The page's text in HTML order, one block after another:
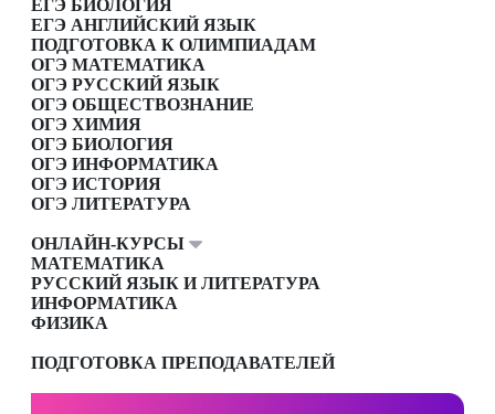
ЕГЭ БИОЛОГИЯ
ЕГЭ АНГЛИЙСКИЙ ЯЗЫК
ПОДГОТОВКА К ОЛИМПИАДАМ
ОГЭ МАТЕМАТИКА
ОГЭ РУССКИЙ ЯЗЫК
ОГЭ ОБЩЕСТВОЗНАНИЕ
ОГЭ ХИМИЯ
ОГЭ БИОЛОГИЯ
ОГЭ ИНФОРМАТИКА
ОГЭ ИСТОРИЯ
ОГЭ ЛИТЕРАТУРА
ОНЛАЙН-КУРСЫ
МАТЕМАТИКА
РУССКИЙ ЯЗЫК И ЛИТЕРАТУРА
ИНФОРМАТИКА
ФИЗИКА
ПОДГОТОВКА ПРЕПОДАВАТЕЛЕЙ